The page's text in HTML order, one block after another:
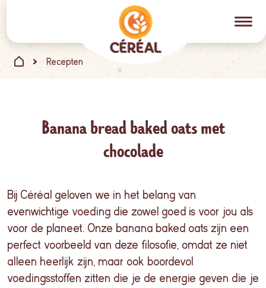
Recepten
Banana bread baked oats met
chocolade
Bij Céréal geloven we in het belang van
evenwichtige voeding die zowel goed is voor jou als
voor de planeet. Onze banana baked oats zijn een
perfect voorbeeld van deze filosofie, omdat ze niet
alleen heerlijk zijn, maar ook boordevol
voedingsstoffen zitten die je de energie geven die je